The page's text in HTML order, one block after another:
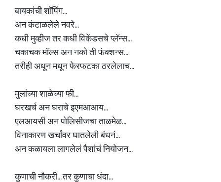
बायकांची शॉपिंग...
अन कंटाळलेले नवरे...
कधी मुव्हीज तर कधी विकेंडसचे प्लॅन्स...
चकाचक मॉल्स अन नको ती फंक्शन्स...
तरीही अधून मधून फेरफटका ठरलेलाच...
मुलांच्या शाळेच्या फी...
घरखर्च अन घराचे इएमआआय...
एलआयसी अन पोलिसीजचा ताळमेळ...
विनाकारण खर्चांवर घातलेली बंधनं...
अन कळायला लागलेलं पैशांचं नियोजन...
कुणाची नौकरी... तर कुणाचा धंदा...